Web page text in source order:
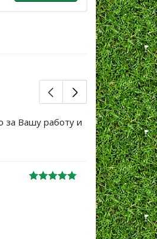
за Вашу работу и
Большое
уже не
Жанна
06.10.2024